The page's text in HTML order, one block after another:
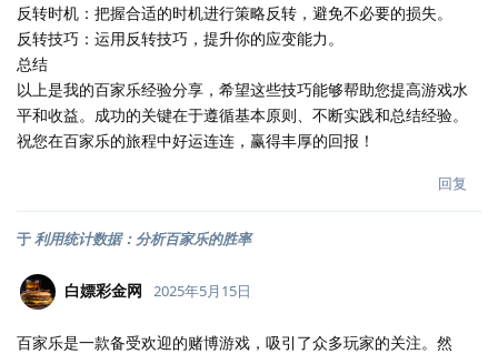
反转时机：把握合适的时机进行策略反转，避免不必要的损失。
反转技巧：运用反转技巧，提升你的应变能力。
总结
以上是我的百家乐经验分享，希望这些技巧能够帮助您提高游戏水
平和收益。成功的关键在于遵循基本原则、不断实践和总结经验。
祝您在百家乐的旅程中好运连连，赢得丰厚的回报！
回复
于利用统计数据：分析百家乐的胜率
白嫖彩金网 2025年5月15日
百家乐是一款备受欢迎的赌博游戏，吸引了众多玩家的关注。然